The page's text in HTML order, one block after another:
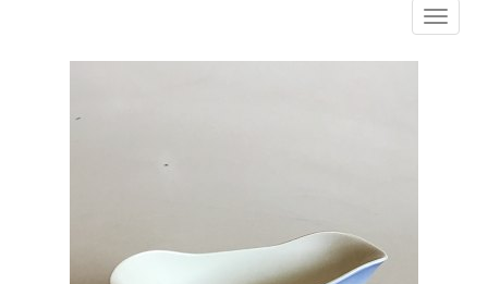
Toggle